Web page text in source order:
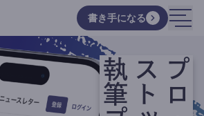
書き手になる